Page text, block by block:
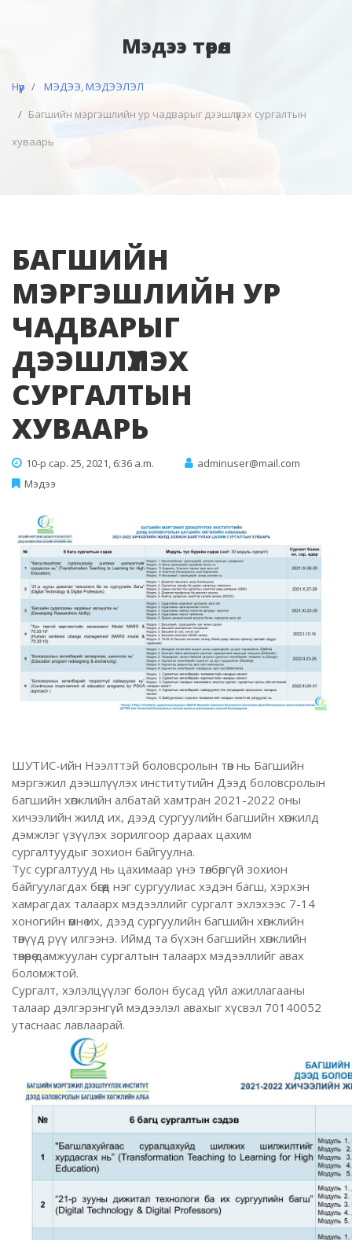
Мэдээ төрөл
Нүүр
МЭДЭЭ, МЭДЭЭЛЭЛ
Багшийн мэргэшлийн ур чадварыг дээшлүүлэх сургалтын
хуваарь
БАГШИЙН
МЭРГЭШЛИЙН УР
ЧАДВАРЫГ
ДЭЭШЛҮҮЛЭХ
СУРГАЛТЫН
ХУВААРЬ
10-р сар. 25, 2021, 6:36 a.m.
adminuser@mail.com
Мэдээ
ШУТИС-ийн Нээлттэй боловсролын төв нь Багшийн
мэргэжил дээшлүүлэх институтийн Дээд боловсролын
багшийн хөгжлийн албатай хамтран 2021-2022 оны
хичээлийн жилд их, дээд сургуулийн багшийн хөгжилд
дэмжлэг үзүүлэх зорилгоор дараах цахим
сургалтуудыг зохион байгуулна.
Тус сургалтууд нь цахимаар үнэ төлбөргүй зохион
байгуулагдах бөгөөд нэг сургуулиас хэдэн багш, хэрхэн
хамрагдах талаарх мэдээллийг сургалт эхлэхээс 7-14
хоногийн өмнө их, дээд сургуулийн багшийн хөгжлийн
төвүүд рүү илгээнэ. Иймд та бүхэн багшийн хөгжлийн
төвөөрөө дамжуулан сургалтын талаарх мэдээллийг авах
боломжтой.
Сургалт, хэлэлцүүлэг болон бусад үйл ажиллагааны
талаар дэлгэрэнгүй мэдээлэл авахыг хүсвэл 70140052
утаснаас лавлаарай.